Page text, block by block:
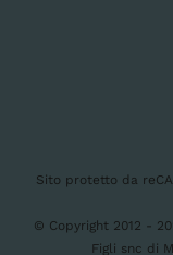
Sito protetto da
© Copyright 2012 -
Figli snc di